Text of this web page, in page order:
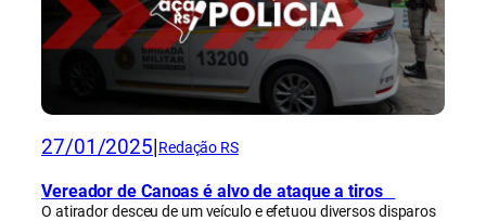
27/01/2025 Redação RS
Vereador de Canoas é alvo de ataque a tiros
O atirador desceu de um veículo e efetuou diversos disparos